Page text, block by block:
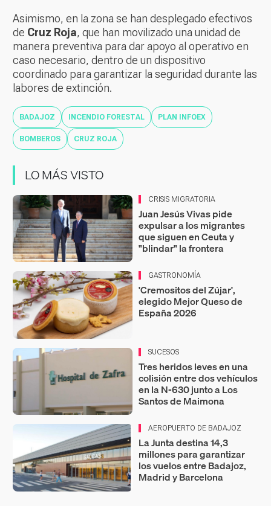
Asimismo, en la zona se han desplegado efectivos
de Cruz Roja, que han movilizado una unidad de
manera preventiva para dar apoyo al operativo en
caso necesario, dentro de un dispositivo
coordinado para garantizar la seguridad durante las
labores de extinción.
BADAJOZ INCENDIO FORESTAL PLAN INFOEX
BOMBEROS CRUZ ROJA
LO MÁS VISTO
CRISIS MIGRATORIA
Juan Jesús Vivas pide
expulsar a los migrantes
que siguen en Ceuta y
"blindar" la frontera
GASTRONOMÍA
'Cremositos del Zújar',
elegido Mejor Queso de
España 2026
SUCESOS
Tres heridos leves en una
colisión entre dos vehículos
en la N-630 junto a Los
Santos de Maimona
AEROPUERTO DE BADAJOZ
La Junta destina 14,3
millones para garantizar
los vuelos entre Badajoz,
Madrid y Barcelona